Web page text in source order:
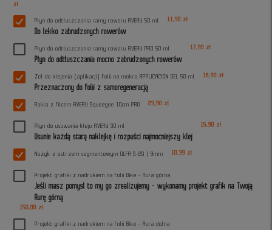
zł
Płyn do odtłuszczania ramy roweru AVERY 50 ml
Do lekko zabrudzonych rowerów
11,90 zł
Płyn do odtłuszczania ramy roweru AVERY PRO 50 ml
Płyn do odtłuszczania mocno zabrudzonych rowerów
17,90 zł
Żel do klejenia (aplikacji) folii na mokro APPLICACION GEL 50 ml
Przeznaczony do folii z samoregeneracją
16,90 zł
Rakla z filcem AVERY Squeegee 10cm PRO 23,90 zł
Płyn do usuwania kleju AVERY 30 ml
Usunie każdą starą naklejkę i rozpuści najmocniejszy klej
15,90 zł
Nożyk z ostrzem segmentowym OLFA S-20 | 9mm 10,39 zł
Projekt grafiki z nadrukiem na folii Bike - Rura górna
Jeśli masz pomysł to my go zrealizujemy - wykonamy projekt grafik na Twoją
Rurę górną
150,00 zł
Projekt grafiki z nadrukiem na folii Bike - Rura dolna